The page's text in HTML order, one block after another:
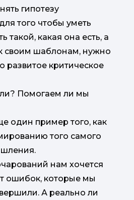
гипотезу
того чтобы уметь
такой, какая она есть, а
своим шаблонам, нужно
развитое критическое
Помогаем ли мы
один пример того, как
того самого
нам хочется
ошибок, которые мы
А реально ли